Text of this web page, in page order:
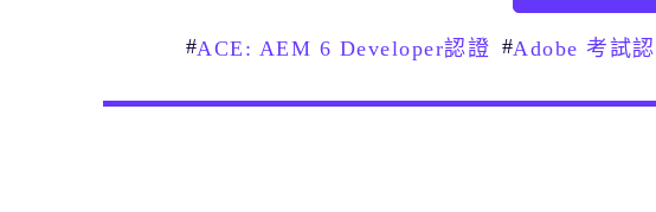
#ACE: AEM 6 Developer認證 #Adobe 考試